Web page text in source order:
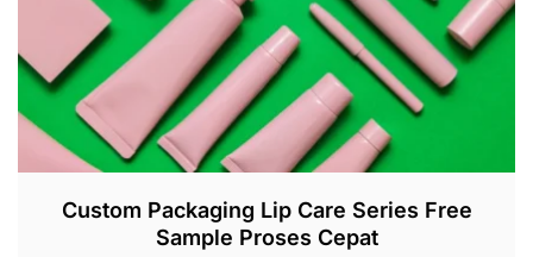
Custom Packaging Lip Care Series Free
Sample Proses Cepat